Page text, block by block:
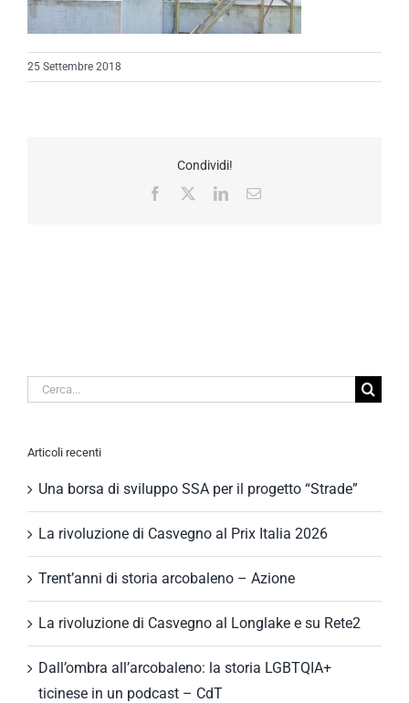
25 Settembre 2018
Condividi!
Facebook
LinkedInEmail
Cerca
Articoli recenti
Una borsa di sviluppo SSA per il progetto “Strade”
La rivoluzione di Casvegno al Prix Italia 2026
Trent’anni di storia arcobaleno – Azione
La rivoluzione di Casvegno al Longlake e su Rete2
Dall’ombra all’arcobaleno: la storia LGBTQIA+
ticinese in un podcast – CdT